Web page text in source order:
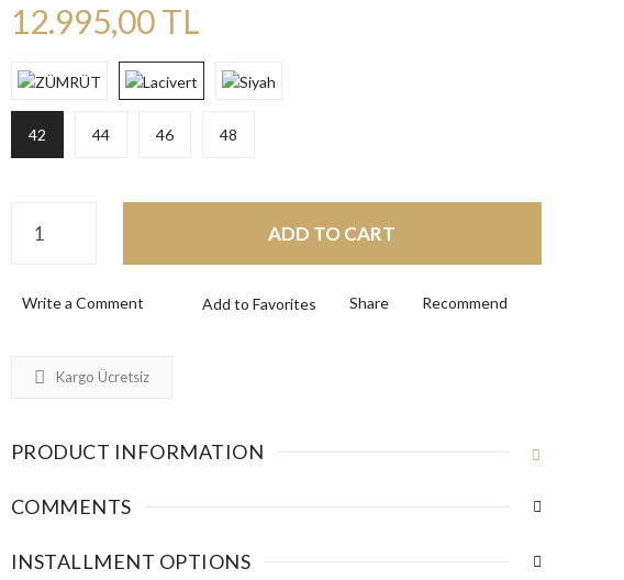
12.995,00 TL
42 44 46 48
ADD TO CART
Write a Comment Share Recommend
Kargo Ücretsiz
PRODUCT INFORMATION
COMMENTS
INSTALLMENT OPTIONS